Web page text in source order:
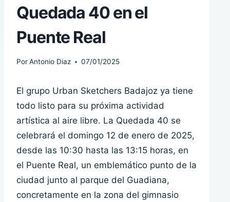
Quedada 40 en el
Puente Real
PorAntonio Diaz 07/01/2025
El grupo Urban Sketchers Badajoz ya tiene
todo listo para su próxima actividad
artística al aire libre. La Quedada 40 se
celebrará el domingo 12 de enero de 2025,
desde las 10:30 hasta las 13:15 horas, en
el Puente Real, un emblemático punto de la
ciudad junto al parque del Guadiana,
concretamente en la zona del gimnasio